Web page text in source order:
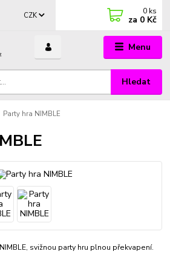
Menu
CZK
Hledat
0 ks
za 0 Kč
Party hra NIMBLE
svižnou party hru plnou překvapení.